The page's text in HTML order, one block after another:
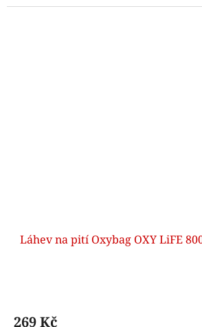
Láhev na pití Oxybag OXY LiFE
269 Kč